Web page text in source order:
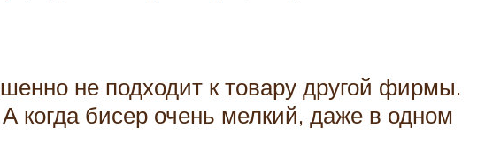
не подходит к товару другой фирмы.
когда бисер очень мелкий, даже в одном